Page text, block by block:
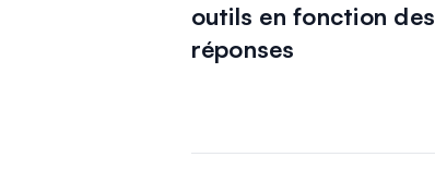
outils en fonction des
réponses